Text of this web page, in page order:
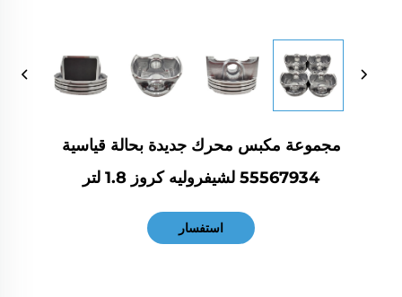
مجموعة مكبس محرك جديدة بحالة قياسية
55567934 لشيفروليه كروز 1.8 لتر
استفسار